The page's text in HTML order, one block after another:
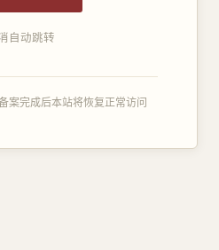
自动跳转
案完成后本站将恢复正常访问